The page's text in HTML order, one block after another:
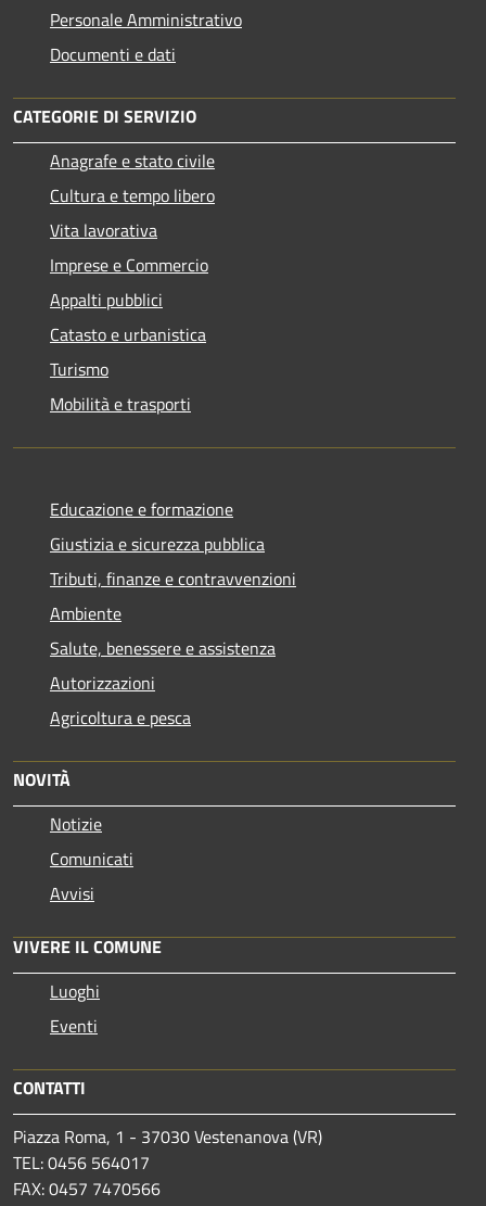
Personale Amministrativo
Documenti e dati
CATEGORIE DI SERVIZIO
Anagrafe e stato civile
Cultura e tempo libero
Vita lavorativa
Imprese e Commercio
Appalti pubblici
Catasto e urbanistica
Turismo
Mobilità e trasporti
Educazione e formazione
Giustizia e sicurezza pubblica
Tributi, finanze e contravvenzioni
Ambiente
Salute, benessere e assistenza
Autorizzazioni
Agricoltura e pesca
NOVITÀ
Notizie
Comunicati
Avvisi
VIVERE IL COMUNE
Luoghi
Eventi
CONTATTI
Piazza Roma, 1 - 37030 Vestenanova (VR)
TEL: 0456 564017
FAX: 0457 7470566